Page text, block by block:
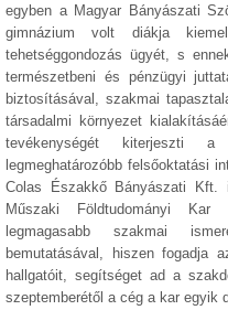
egyben a Magyar Bányászati
gimnázium volt diákja
tehetséggondozás ügyét, s
természetbeni és pénzügyi
biztosításával, szakmai
társadalmi környezet
tevékenységét kiterjeszti
legmeghatározóbb felsőoktatási
Colas Északkő Bányászati Kft.
Műszaki Földtudományi Kar
legmagasabb szakmai
bemutatásával, hiszen fogadja
hallgatóit, segítséget ad a
szeptemberétől a cég a kar egyik